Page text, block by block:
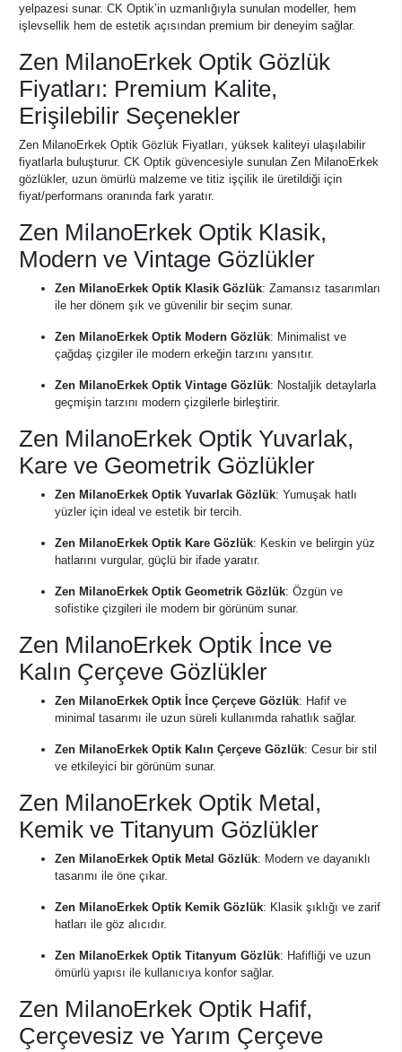
yelpazesi sunar. CK Optik’in uzmanlığıyla sunulan modeller, hem
işlevsellik hem de estetik açısından premium bir deneyim sağlar.
Zen MilanoErkek Optik Gözlük
Fiyatları: Premium Kalite,
Erişilebilir Seçenekler
Zen MilanoErkek Optik Gözlük Fiyatları, yüksek kaliteyi ulaşılabilir
fiyatlarla buluşturur. CK Optik güvencesiyle sunulan Zen MilanoErkek
gözlükler, uzun ömürlü malzeme ve titiz işçilik ile üretildiği için
fiyat/performans oranında fark yaratır.
Zen MilanoErkek Optik Klasik,
Modern ve Vintage Gözlükler
Zen MilanoErkek Optik Klasik Gözlük: Zamansız tasarımları
ile her dönem şık ve güvenilir bir seçim sunar.
Zen MilanoErkek Optik Modern Gözlük: Minimalist ve
çağdaş çizgiler ile modern erkeğin tarzını yansıtır.
Zen MilanoErkek Optik Vintage Gözlük: Nostaljik detaylarla
geçmişin tarzını modern çizgilerle birleştirir.
Zen MilanoErkek Optik Yuvarlak,
Kare ve Geometrik Gözlükler
Zen MilanoErkek Optik Yuvarlak Gözlük: Yumuşak hatlı
yüzler için ideal ve estetik bir tercih.
Zen MilanoErkek Optik Kare Gözlük: Keskin ve belirgin yüz
hatlarını vurgular, güçlü bir ifade yaratır.
Zen MilanoErkek Optik Geometrik Gözlük: Özgün ve
sofistike çizgileri ile modern bir görünüm sunar.
Zen MilanoErkek Optik İnce ve
Kalın Çerçeve Gözlükler
Zen MilanoErkek Optik İnce Çerçeve Gözlük: Hafif ve
minimal tasarımı ile uzun süreli kullanımda rahatlık sağlar.
Zen MilanoErkek Optik Kalın Çerçeve Gözlük: Cesur bir stil
ve etkileyici bir görünüm sunar.
Zen MilanoErkek Optik Metal,
Kemik ve Titanyum Gözlükler
Zen MilanoErkek Optik Metal Gözlük: Modern ve dayanıklı
tasarımı ile öne çıkar.
Zen MilanoErkek Optik Kemik Gözlük: Klasik şıklığı ve zarif
hatları ile göz alıcıdır.
Zen MilanoErkek Optik Titanyum Gözlük: Hafifliği ve uzun
ömürlü yapısı ile kullanıcıya konfor sağlar.
Zen MilanoErkek Optik Hafif,
Çerçevesiz ve Yarım Çerçeve